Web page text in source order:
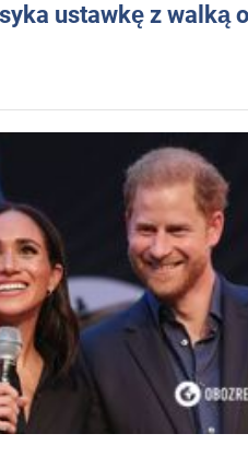
ustawkę z walką